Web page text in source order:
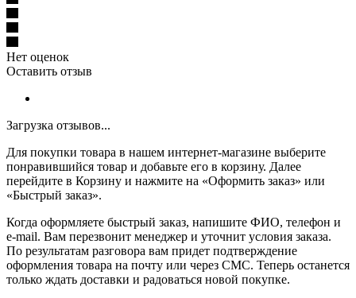
Нет оценок
Оставить отзыв
Загрузка отзывов...
Для покупки товара в нашем интернет-магазине выберите
понравившийся товар и добавьте его в корзину. Далее
перейдите в Корзину и нажмите на «Оформить заказ» или
«Быстрый заказ».
Когда оформляете быстрый заказ, напишите ФИО, телефон и
e-mail. Вам перезвонит менеджер и уточнит условия заказа.
По результатам разговора вам придет подтверждение
оформления товара на почту или через СМС. Теперь останется
только ждать доставки и радоваться новой покупке.